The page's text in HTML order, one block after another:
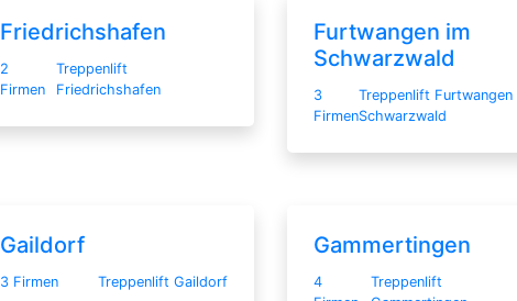
Friedrichshafen
2
Firmen
Treppenlift
Friedrichshafen
Furtwangen im
Schwarzwald
3
Firmen
Treppenlift Furtwangen
Schwarzwald
Gaildorf
3 Firmen Treppenlift Gaildorf
Gammertingen
4
Treppenlift